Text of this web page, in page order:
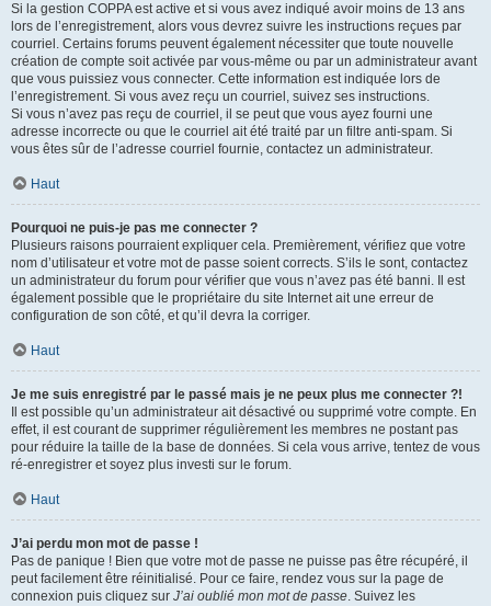
Si la gestion COPPA est active et si vous avez indiqué avoir moins de 13 ans
lors de l’enregistrement, alors vous devrez suivre les instructions reçues par
courriel. Certains forums peuvent également nécessiter que toute nouvelle
création de compte soit activée par vous-même ou par un administrateur avant
que vous puissiez vous connecter. Cette information est indiquée lors de
l’enregistrement. Si vous avez reçu un courriel, suivez ses instructions.
Si vous n’avez pas reçu de courriel, il se peut que vous ayez fourni une
adresse incorrecte ou que le courriel ait été traité par un filtre anti-spam. Si
vous êtes sûr de l’adresse courriel fournie, contactez un administrateur.
Haut
Pourquoi ne puis-je pas me connecter ?
Plusieurs raisons pourraient expliquer cela. Premièrement, vérifiez que votre
nom d’utilisateur et votre mot de passe soient corrects. S’ils le sont, contactez
un administrateur du forum pour vérifier que vous n’avez pas été banni. Il est
également possible que le propriétaire du site Internet ait une erreur de
configuration de son côté, et qu’il devra la corriger.
Haut
Je me suis enregistré par le passé mais je ne peux plus me connecter ?!
Il est possible qu’un administrateur ait désactivé ou supprimé votre compte. En
effet, il est courant de supprimer régulièrement les membres ne postant pas
pour réduire la taille de la base de données. Si cela vous arrive, tentez de vous
ré-enregistrer et soyez plus investi sur le forum.
Haut
J’ai perdu mon mot de passe !
Pas de panique ! Bien que votre mot de passe ne puisse pas être récupéré, il
peut facilement être réinitialisé. Pour ce faire, rendez vous sur la page de
connexion puis cliquez sur J’ai oublié mon mot de passe. Suivez les